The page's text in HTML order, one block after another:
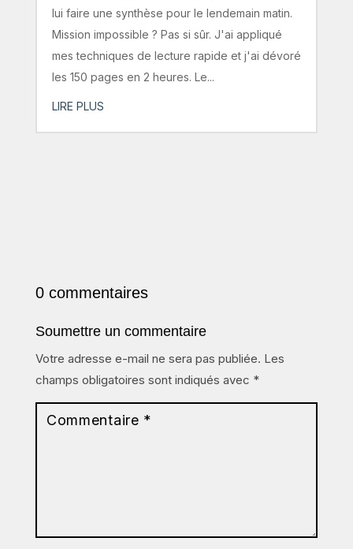
lui faire une synthèse pour le lendemain matin.
Mission impossible ? Pas si sûr. J'ai appliqué
mes techniques de lecture rapide et j'ai dévoré
les 150 pages en 2 heures. Le...
LIRE PLUS
0 commentaires
Soumettre un commentaire
Votre adresse e-mail ne sera pas publiée. Les
champs obligatoires sont indiqués avec *